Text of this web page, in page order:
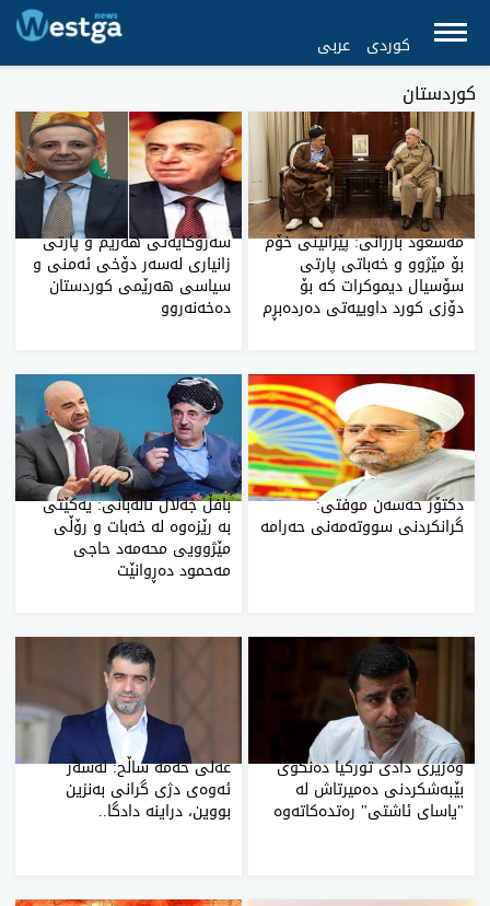
کوردی عربی
کوردستان
مەسعود بارزانی: پێزانینی خۆم
بۆ مێژوو و خەباتی پارتی
سۆسیال دیموکرات کە بۆ
دۆزی کورد داوییەتی دەردەبڕم
سەرۆکایەتی هەرێم و پارتی
زانیاری لەسەر دۆخی ئەمنی و
سیاسی هەرێمی کوردستان
دەخەنەروو
دکتۆر حەسەن موفتی:
گرانکردنی سووتەمەنی حەرامە
بافڵ جەلال تاڵەبانی: یەکێتی
بە رێزەوە لە خەبات و رۆڵی
مێژوویی محەمەد حاجی
مەحمود دەڕوانێت
وەزیری دادی تورکیا دەنگۆی
بێبەشکردنی دەمیرتاش لە
"یاسای ئاشتی" رەتدەکاتەوە
عه‌لی‌ حه‌مه‌ ساڵح: له‌سه‌ر
ئه‌وه‌ی دژی گرانی به‌نزین
بووین، دراینه‌ دادگا..